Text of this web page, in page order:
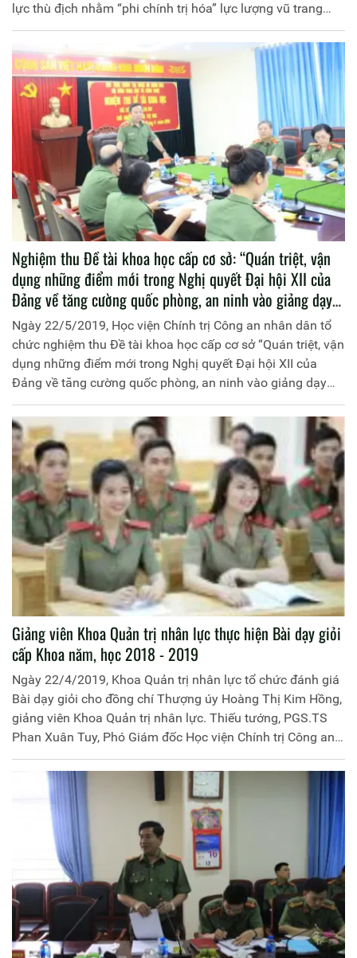
lực thù địch nhằm “phi chính trị hóa” lực lượng vũ trang
hiện nay”, mã số: SA.2018.T29.095, do Bộ môn Pháp luật
và nghiệp vụ Công an chủ trì; đồng chí Đại tá Đinh Tuấn
Nghiệm thu Đề tài khoa học cấp cơ sở: “Quán triệt, vận
dụng những điểm mới trong Nghị quyết Đại hội XII của
Đảng về tăng cường quốc phòng, an ninh vào giảng dạy
các môn lý luận chính trị tại Học viện Chính trị Công an
nhân dân”
Ngày 22/5/2019, Học viện Chính trị Công an nhân dân tổ
chức nghiệm thu Đề tài khoa học cấp cơ sở “Quán triệt, vận
dụng những điểm mới trong Nghị quyết Đại hội XII của
Đảng về tăng cường quốc phòng, an ninh vào giảng dạy
các môn lý luận chính trị tại Học viện Chính trị Công an
nhân dân”, mã số: BX.2017.T29.183, do Khoa Lịch sử đảng
và Tư tưởng Hồ Chí Minh chủ trì
Giảng viên Khoa Quản trị nhân lực thực hiện Bài dạy giỏi
cấp Khoa năm, học 2018 - 2019
Ngày 22/4/2019, Khoa Quản trị nhân lực tổ chức đánh giá
Bài dạy giỏi cho đồng chí Thượng úy Hoàng Thị Kim Hồng,
giảng viên Khoa Quản trị nhân lực. Thiếu tướng, PGS.TS
Phan Xuân Tuy, Phó Giám đốc Học viện Chính trị Công an
nhân dân làm Chủ tịch Hội đồng.